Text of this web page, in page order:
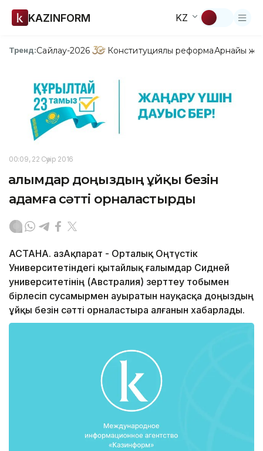
KAZINFORM KZ
Тренд:Сайлау-2026 Конституциялық реформаАрнайы
00:09, 22 Сәуір 2016
Ғалымдар доңыздың ұйқы безін
адамға сәтті орналастырды
АСТАНА. ҚазАқпарат - Орталық Оңтүстік
Университетіндегі қытайлық ғалымдар Сидней
университетінің (Австралия) зерттеу тобымен
бірлесіп сусамырмен ауыратын науқасқа доңыздың
ұйқы безін сәтті орналастыра алғанын хабарлады.